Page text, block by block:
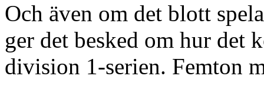
Och även om det blott
ger det besked om hur det
division 1-serien. Femton